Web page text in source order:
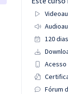
120
Acesso
Fórum